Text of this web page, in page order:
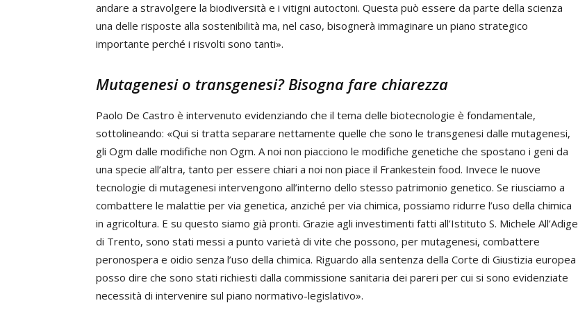
andare a stravolgere la biodiversità e i vitigni autoctoni. Questa può essere da parte della scienza
una delle risposte alla sostenibilità ma, nel caso, bisognerà immaginare un piano strategico
importante perché i risvolti sono tanti».
Mutagenesi o transgenesi? Bisogna fare chiarezza
Paolo De Castro è intervenuto evidenziando che il tema delle biotecnologie è fondamentale,
sottolineando: «Qui si tratta separare nettamente quelle che sono le transgenesi dalle mutagenesi,
gli Ogm dalle modifiche non Ogm. A noi non piacciono le modifiche genetiche che spostano i geni da
una specie all’altra, tanto per essere chiari a noi non piace il Frankestein food. Invece le nuove
tecnologie di mutagenesi intervengono all’interno dello stesso patrimonio genetico. Se riusciamo a
combattere le malattie per via genetica, anziché per via chimica, possiamo ridurre l’uso della chimica
in agricoltura. E su questo siamo già pronti. Grazie agli investimenti fatti all’Istituto S. Michele All’Adige
di Trento, sono stati messi a punto varietà di vite che possono, per mutagenesi, combattere
peronospera e oidio senza l’uso della chimica. Riguardo alla sentenza della Corte di Giustizia europea
posso dire che sono stati richiesti dalla commissione sanitaria dei pareri per cui si sono evidenziate
necessità di intervenire sul piano normativo-legislativo».